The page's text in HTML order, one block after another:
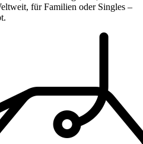
für Familien oder Singles –